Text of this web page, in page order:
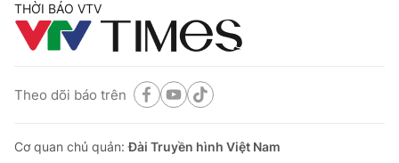
Photo Infographic
THỜI BÁO VTV
Theo dõi báo trên
Cơ quan chủ quản:Đài Truyền hình Việt Nam